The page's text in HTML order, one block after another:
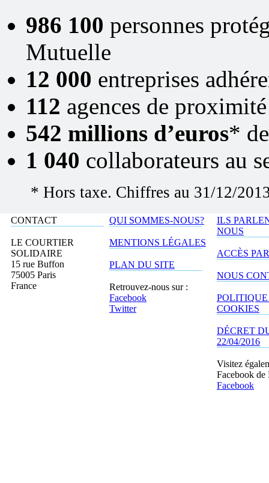
986 100 personnes
Mutuelle
12 000 entreprises
112 agences de proximité
542 millions d’euros*
1 040 collaborateurs au
* Hors taxe. Chiffres au 31/12/
CONTACT
LE COURTIER
SOLIDAIRE
15 rue Buffon
75005 Paris
France
QUI SOMMES-NOUS?
MENTIONS LÉGALES
PLAN DU SITE
Retrouvez-nous sur :
Facebook
Twitter
ILS
NOUS
ACCÈS
NOUS
COOKIES
DÉCRET
22/04/2016
Visitez
Facebook
Facebook